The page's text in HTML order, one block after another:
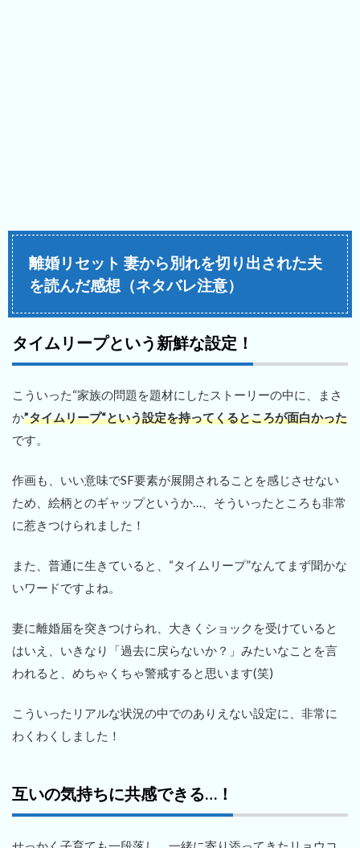
離婚リセット 妻から別れを切り出された夫
を読んだ感想（ネタバレ注意）
タイムリープという新鮮な設定！
こういった“家族の問題を題材にしたストーリーの中に、まさ
か”タイムリープ“という設定を持ってくるところが面白かった
です。
作画も、いい意味でSF要素が展開されることを感じさせない
ため、絵柄とのギャップというか…、そういったところも非常
に惹きつけられました！
また、普通に生きていると、“タイムリープ”なんてまず聞かな
いワードですよね。
妻に離婚届を突きつけられ、大きくショックを受けていると
はいえ、いきなり「過去に戻らないか？」みたいなことを言
われると、めちゃくちゃ警戒すると思います(笑)
こういったリアルな状況の中でのありえない設定に、非常に
わくわくしました！
互いの気持ちに共感できる…！